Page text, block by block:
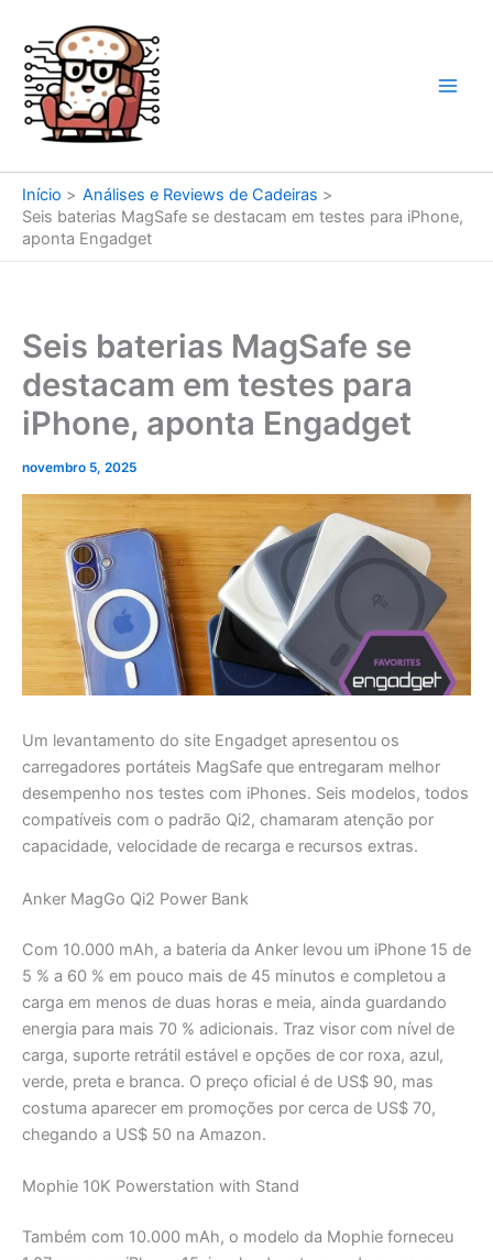
conteúdo
Início
Análises e Reviews de Cadeiras
Seis baterias MagSafe se destacam em testes para iPhone,
aponta Engadget
Seis baterias MagSafe se
destacam em testes para
iPhone, aponta Engadget
novembro 5, 2025
Um levantamento do site Engadget apresentou os
carregadores portáteis MagSafe que entregaram melhor
desempenho nos testes com iPhones. Seis modelos, todos
compatíveis com o padrão Qi2, chamaram atenção por
capacidade, velocidade de recarga e recursos extras.
Anker MagGo Qi2 Power Bank
Com 10.000 mAh, a bateria da Anker levou um iPhone 15 de
5 % a 60 % em pouco mais de 45 minutos e completou a
carga em menos de duas horas e meia, ainda guardando
energia para mais 70 % adicionais. Traz visor com nível de
carga, suporte retrátil estável e opções de cor roxa, azul,
verde, preta e branca. O preço oficial é de US$ 90, mas
costuma aparecer em promoções por cerca de US$ 70,
chegando a US$ 50 na Amazon.
Mophie 10K Powerstation with Stand
Também com 10.000 mAh, o modelo da Mophie forneceu